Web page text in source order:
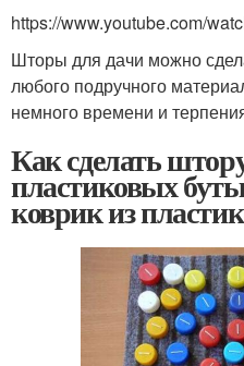
https://www.youtube.com/
Шторы для дачи можно
любого подручного
немного времени и
Как сделать
пластиковых
коврик из